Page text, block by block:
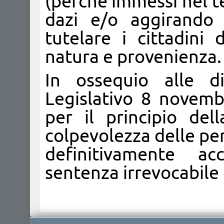
dazi e/o
tutelare i cittadini
natura e provenienza.
In ossequio alle
Legislativo 8
per il principio
colpevolezza delle
definitivamente
sentenza irrevocabile